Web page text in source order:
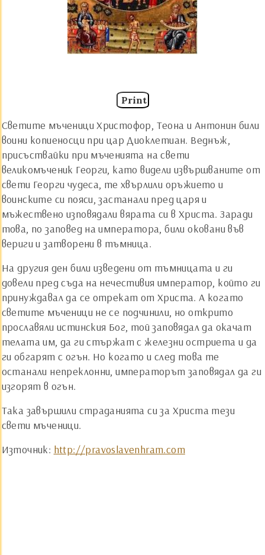
Print
Светите мъченици Христофор, Теона и Антонин били
воини копиеносци при цар Диоклетиан. Веднъж,
присъствайки при мъченията на свети
великомъченик Георги, като видели извършваните от
свети Георги чудеса, те хвърлили оръжието и
воинските си пояси, застанали пред царя и
мъжествено изповядали вярата си в Христа. Заради
това, по заповед на императора, били оковани във
вериги и затворени в тъмница.
На другия ден били изведени от тъмницата и ги
довели пред съда на нечестивия император, който ги
принуждавал да се отрекат от Христа. А когато
светите мъченици не се подчинили, но открито
прославяли истинския Бог, той заповядал да окачат
телата им, да ги стържат с железни остриета и да
ги обгарят с огън. Но когато и след това те
останали непреклонни, императорът заповядал да ги
изгорят в огън.
Така завършили страданията си за Христа тези
свети мъченици.
Източник: http://pravoslavenhram.com